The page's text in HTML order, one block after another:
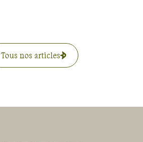
Tous nos articles